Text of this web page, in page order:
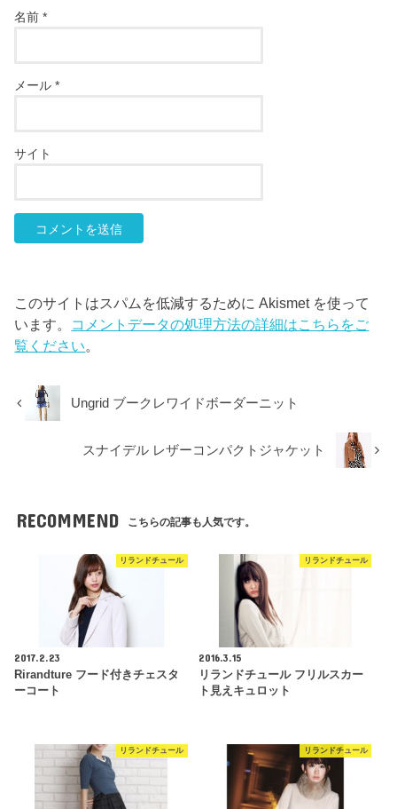
名前*
メール*
サイト
このサイトはスパムを低減するために Akismet を使って
います。 コメントデータの処理方法の詳細はこちらをご
覧ください。
Ungrid ブークレワイドボーダーニット
スナイデル レザーコンパクトジャケット
RECOMMEND こちらの記事も人気です。
リランドチュール
2017.2.23
Rirandture フード付きチェスタ
ーコート
リランドチュール
2016.3.15
リランドチュール フリルスカー
ト見えキュロット
リランドチュール リランドチュール